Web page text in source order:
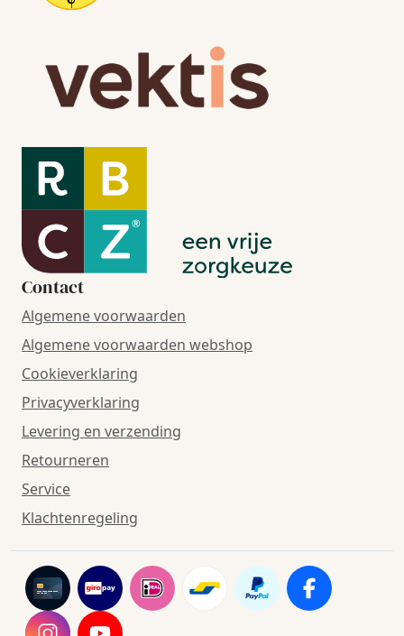
Contact
Algemene voorwaarden
Algemene voorwaarden webshop
Cookieverklaring
Privacyverklaring
Levering en verzending
Retourneren
Service
Klachtenregeling